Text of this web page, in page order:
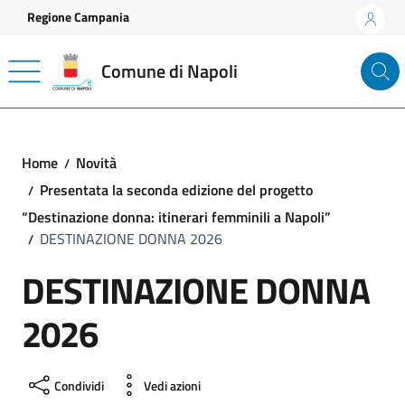
Vai ai contenuti
Vai al footer
Regione Campania
Comune di Napoli
Home
Novità
Presentata la seconda edizione del progetto
“Destinazione donna: itinerari femminili a Napoli”
DESTINAZIONE DONNA 2026
DESTINAZIONE DONNA
2026
Condividi Vedi azioni